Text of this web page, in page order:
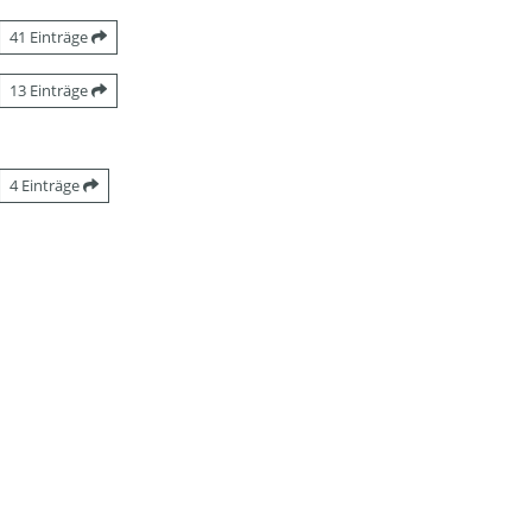
41 Einträge
13 Einträge
4 Einträge